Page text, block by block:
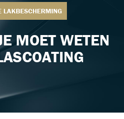
LAKBESCHERMING
MOET WETEN